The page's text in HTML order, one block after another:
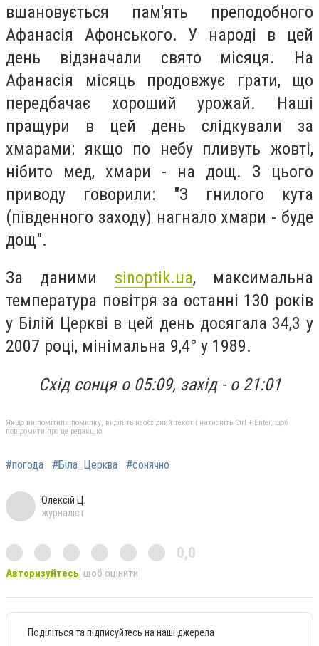
вшановується пам'ять преподобного
Афанасія Афонського. У народі в цей
день відзначали свято місяця. На
Афанасія місяць продовжує грати, що
передбачає хороший урожай. Наші
пращури в цей день слідкували за
хмарами: якщо по небу пливуть жовті,
нібито мед, хмари - на дощ. З цього
приводу говорили: "З гнилого кута
(південного заходу) нагнало хмари - буде
дощ".
За даними sinoptik.ua, максимальна
температура повітря за останні 130 років
у Білій Церкві в цей день досягала 34,3 у
2007 році, мінімальна 9,4° у 1989.
Схід сонця о 05:09, захід - о 21:01
Якщо ви помітили помилку, виділіть необхідний текст і натисніть Ctrl + Enter, щоб
повідомити про це редакцію
#погода #Біла_Церква #сонячно
Олексій Ц.
журналіст
0,0
Авторизуйтесь, щоб оцінити
Поділіться та підписуйтесь на наші джерела